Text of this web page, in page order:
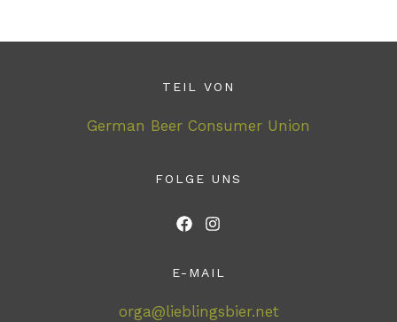
TEIL VON
German Beer Consumer Union
FOLGE UNS
E-MAIL
orga@lieblingsbier.net